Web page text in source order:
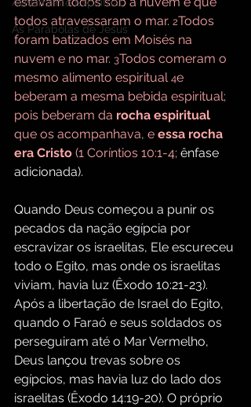
As Parábolas de Jesus
todos atravessaram o mar. 2Todos
foram batizados em Moisés na
nuvem e no mar. 3Todos comeram o
mesmo alimento espiritual 4e
beberam a mesma bebida espiritual;
pois beberam da rocha espiritual
que os acompanhava, e essa rocha
era Cristo (1 Coríntios 10:1-4; ênfase
adicionada).
Quando Deus começou a punir os
pecados da nação egípcia por
escravizar os israelitas, Ele escureceu
todo o Egito, mas onde os israelitas
viviam, havia luz (Êxodo 10:21-23).
Após a libertação de Israel do Egito,
quando o Faraó e seus soldados os
perseguiram até o Mar Vermelho,
Deus lançou trevas sobre os
egípcios, mas havia luz do lado dos
israelitas (Êxodo 14:19-20). O próprio